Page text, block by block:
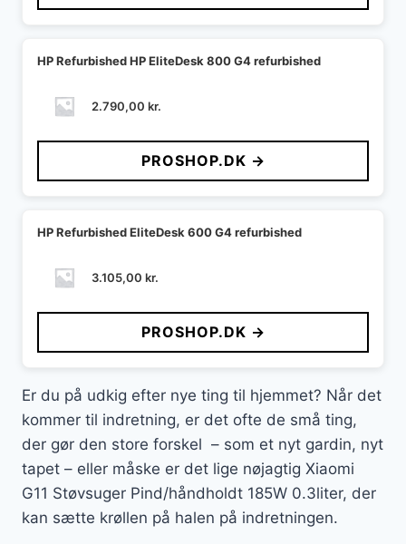
HP Refurbished HP EliteDesk 800 G4 refurbished
2.790,00 kr.
PROSHOP.DK →
HP Refurbished EliteDesk 600 G4 refurbished
3.105,00 kr.
PROSHOP.DK →
Er du på udkig efter nye ting til hjemmet? Når det
kommer til indretning, er det ofte de små ting,
der gør den store forskel – som et nyt gardin, nyt
tapet – eller måske er det lige nøjagtig Xiaomi
G11 Støvsuger Pind/håndholdt 185W 0.3liter, der
kan sætte krøllen på halen på indretningen.